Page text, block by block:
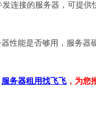
连接的服务器，可提
性能是否够用，服务器
服务器租用找飞飞 ，为您